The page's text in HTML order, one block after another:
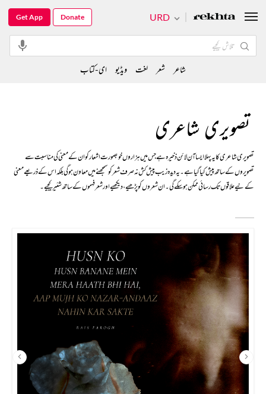
تصویری شاعری
تصویری شاعری کا یہ پہلا ایسا آن لائن ذخیرہ ہے جس میں ہزاروں خوبصورت اشعار کو ان کے معنی کی مناسبت سے
تصویروں کے ساتھ پیش کیا گیا ہے۔ یہ دیدہ زیب پیش کش نہ صرف شعر کو سمجھنے میں معاون ہوگی بلکہ اس کے ذریعے معنی
کے نیےعلاقوں تک رسائی ممکن ہو سکے گی۔ ان شعروں کو پڑھیے، دیکھیے اور شعر فہموں کے ساتھ شئیر کیجیے۔
URD
Get App Donate
شاعر شعر لغت ویڈیو ای-کتاب